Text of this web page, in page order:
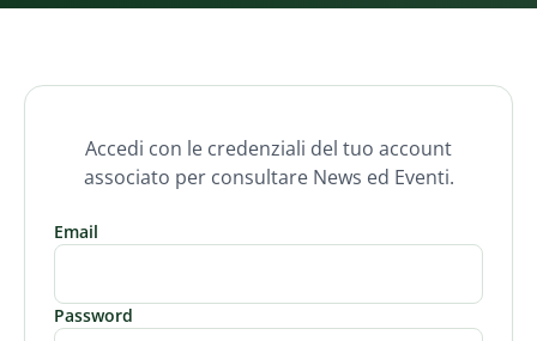
Accedi con le credenziali del tuo account
associato per consultare News ed Eventi.
Email
Password